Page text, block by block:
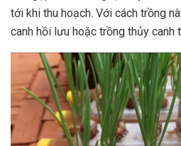
tới khi thu hoạch. Với cách trồng
canh hồi lưu hoặc trồng thủy canh